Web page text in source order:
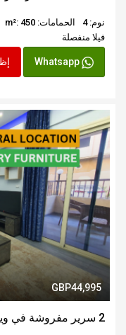
نوم: 4 الحمامات: 4 m²: 450
فيلا منفصلة
GBP44,995
2 سرير مفروشة في ويست سايد فيليدج